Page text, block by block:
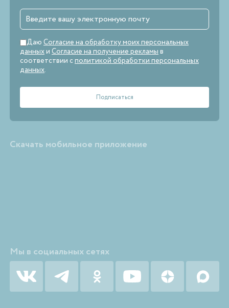
Даю Согласие на обработку моих персональных
данныхи Согласие на получение рекламыв
соответствии сполитикой обработки персональных
данных.
Скачать мобильное приложение
Мы в социальных сетях